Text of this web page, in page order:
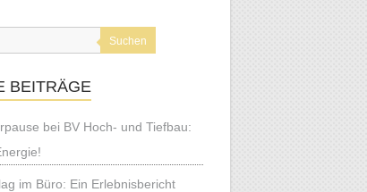
Suchen
BEITRÄGE
bei BV Hoch- und Tiefbau:
im Büro: Ein Erlebnisbericht